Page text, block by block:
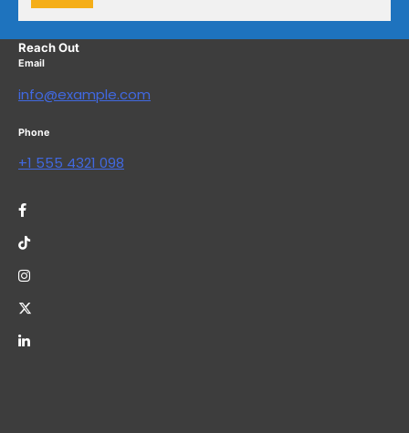
Reach Out
Email
info@example.com
Phone
+1 555 4321 098